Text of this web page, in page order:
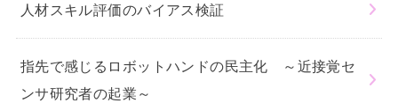
人材スキル評価のバイアス検証
指先で感じるロボットハンドの民主化 ～近接覚セ
ンサ研究者の起業～